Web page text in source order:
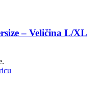
– Veličina L/XL